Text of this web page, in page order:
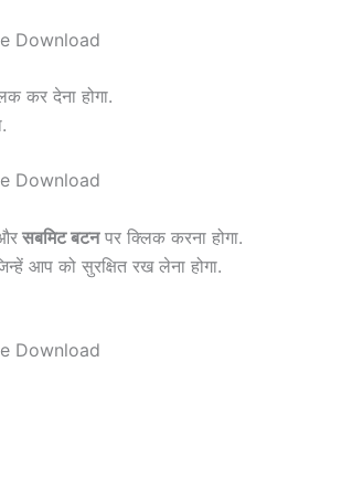
कर देना होगा.
सबमिट बटनपर क्लिक करना होगा.
आप को सुरक्षित रख लेना होगा.